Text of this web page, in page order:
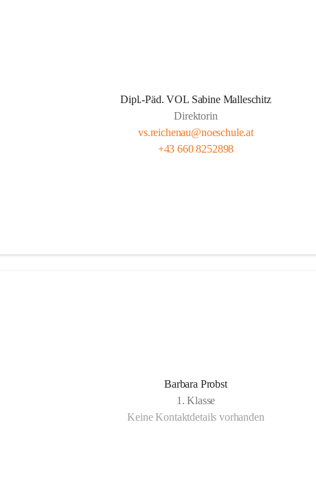
Dipl.-Päd. VOL Sabine Malleschitz
Direktorin
vs.reichenau@noeschule.at
+43 660 8252898
Barbara Probst
1. Klasse
Keine Kontaktdetails vorhanden